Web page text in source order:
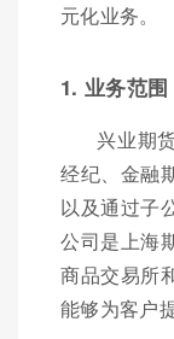
元化业务。
1. 业务范围
兴业期
经纪、金融
以及通过子
公司是上海
商品交易所
能够为客户